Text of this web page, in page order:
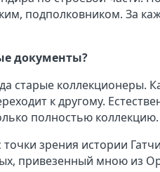
подполковником. За
документы?
старые коллекционеры.
к другому.
полностью коллекцию.
зрения истории
привезенный мною из